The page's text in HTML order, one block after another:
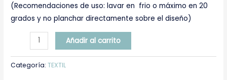
(Recomendaciones de uso: lavar en frio o máximo en 20
grados y no planchar directamente sobre el diseño)
Añadir al carrito
Categoría:TEXTIL